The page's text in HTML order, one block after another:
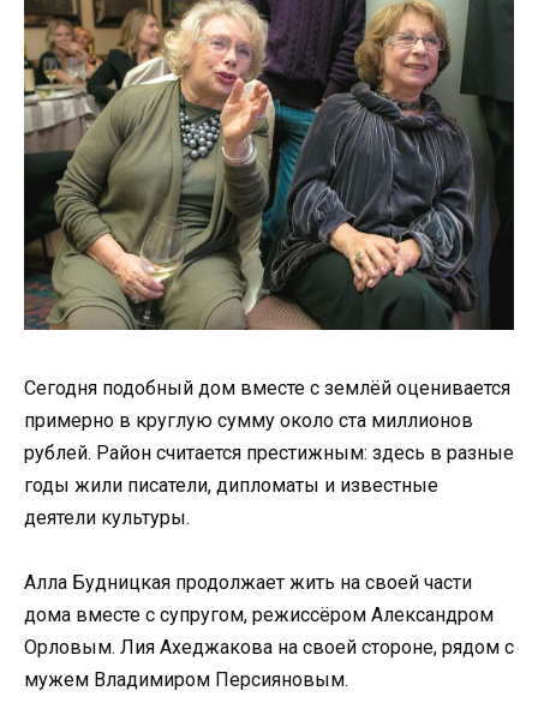
Сегодня подобный дом вместе с землёй оценивается
примерно в круглую сумму около ста миллионов
рублей. Район считается престижным: здесь в разные
годы жили писатели, дипломаты и известные
деятели культуры.
Алла Будницкая продолжает жить на своей части
дома вместе с супругом, режиссёром Александром
Орловым. Лия Ахеджакова на своей стороне, рядом с
мужем Владимиром Персияновым.